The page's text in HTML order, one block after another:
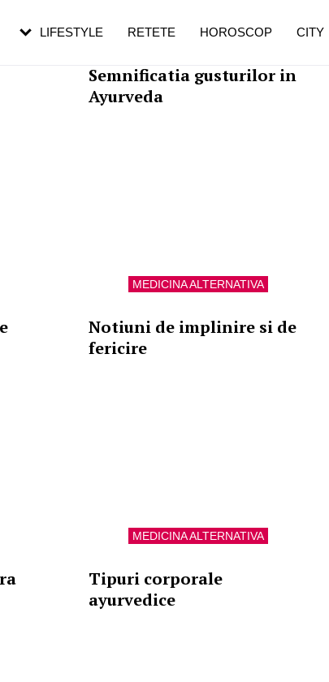
MEDICINA ALTERNATIVA
Semnificatia gusturilor in
Ayurveda
MEDICINA ALTERNATIVA
Notiuni de implinire si de
fericire
MEDICINA ALTERNATIVA
Tipuri corporale
ayurvedice
LIFESTYLE RETETE HOROSCOP CITY
în vârstă
de dureroasă este investigația